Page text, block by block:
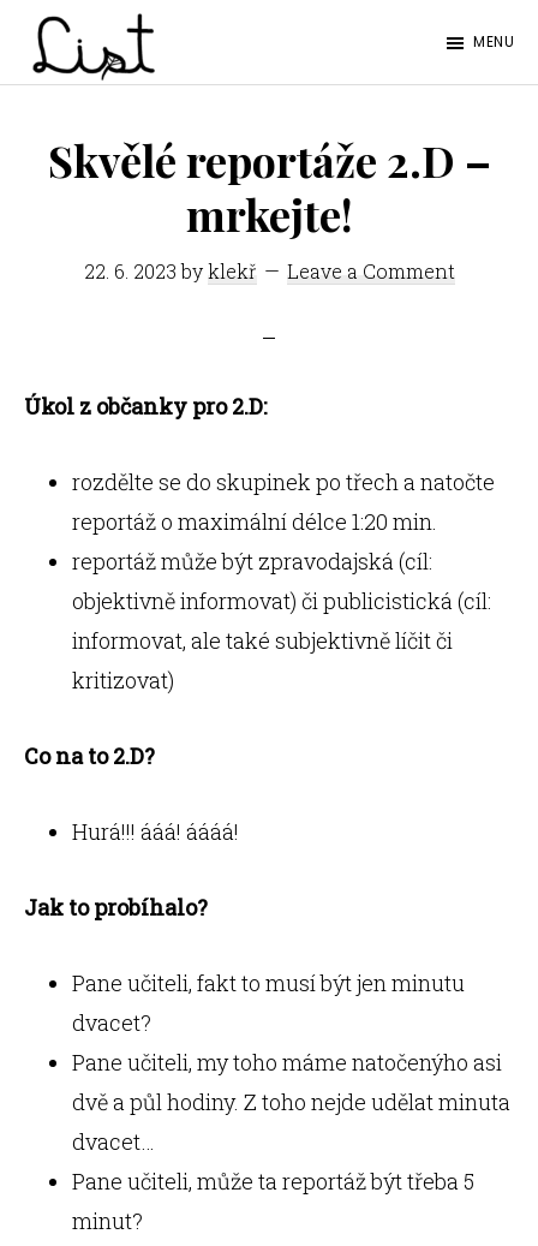
Skip
content
Skip
LIST
časopis
SŠPGHS
MENU
Skvělé reportáže 2.D –
mrkejte!
22. 6. 2023byklekř Leave a Comment
Úkol z občanky pro 2.D:
rozdělte se do skupinek po třech a natočte
reportáž o maximální délce 1:20 min.
reportáž může být zpravodajská (cíl:
objektivně informovat) či publicistická (cíl:
informovat, ale také subjektivně líčit či
kritizovat)
Co na to 2.D?
Hurá!!! ááá! áááá!
Jak to probíhalo?
Pane učiteli, fakt to musí být jen minutu
dvacet?
Pane učiteli, my toho máme natočenýho asi
dvě a půl hodiny. Z toho nejde udělat minuta
dvacet…
Pane učiteli, může ta reportáž být třeba 5
minut?